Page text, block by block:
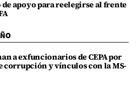
apoyo para reelegirse al frente
a exfuncionarios de CEPA por
corrupción y vínculos con la MS-